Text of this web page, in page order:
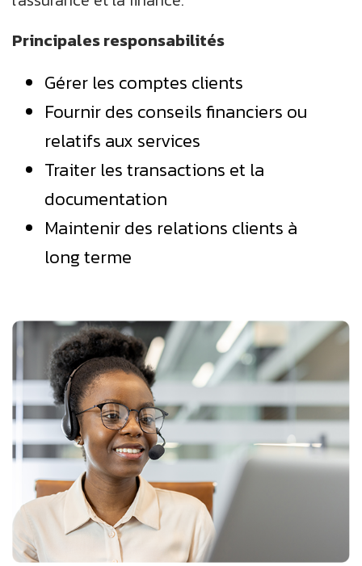
Principales responsabilités
Gérer les comptes clients
Fournir des conseils financiers ou
relatifs aux services
Traiter les transactions et la
documentation
Maintenir des relations clients à
long terme